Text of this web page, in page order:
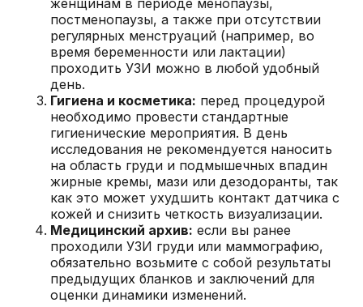
женщинам в периоде менопаузы,
постменопаузы, а также при отсутствии
регулярных менструаций (например, во
время беременности или лактации)
проходить УЗИ можно в любой удобный
день.
Гигиена и косметика: перед процедурой
необходимо провести стандартные
гигиенические мероприятия. В день
исследования не рекомендуется наносить
на область груди и подмышечных впадин
жирные кремы, мази или дезодоранты, так
как это может ухудшить контакт датчика с
кожей и снизить четкость визуализации.
Медицинский архив: если вы ранее
проходили УЗИ груди или маммографию,
обязательно возьмите с собой результаты
предыдущих бланков и заключений для
оценки динамики изменений.